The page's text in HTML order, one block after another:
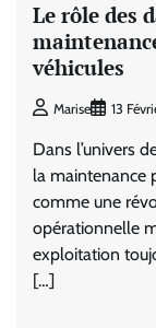
Le rôle des
véhicules
Marise 13
Dans l’univers
la maintenance
comme une
opérationnelle
exploitation
[…]